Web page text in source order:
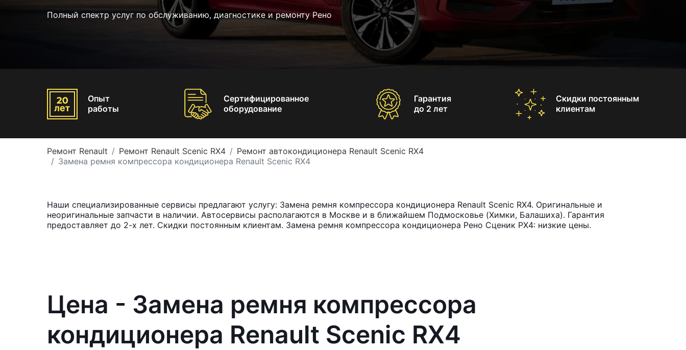
Полный спектр услуг по обслуживанию, диагностике и ремонту Рено
Опыт
работы
Сертифицированное
оборудование
Гарантия
до 2 лет
Скидки постоянным
клиентам
Ремонт Renault Ремонт Renault Scenic RX4
Ремонт автокондиционера Renault Scenic RX4
Замена ремня компрессора кондиционера Renault Scenic RX4
Наши специализированные сервисы предлагают услугу: Замена ремня компрессора кондиционера Renault Scenic RX4. Оригинальные и
неоригинальные запчасти в наличии. Автосервисы располагаются в Москве и в ближайшем Подмосковье (Химки, Балашиха). Гарантия
предоставляет до 2-х лет. Скидки постоянным клиентам. Замена ремня компрессора кондиционера Рено Сценик РХ4: низкие цены.
Цена - Замена ремня компрессора
кондиционера Renault Scenic RX4